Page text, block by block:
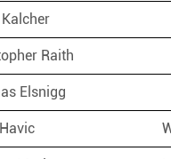
Raith
Elsnigg